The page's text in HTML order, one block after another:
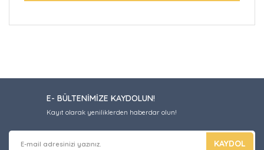
E- BÜLTENİMİZE KAYDOLUN!
Kayıt olarak yeniliklerden haberdar olun!
KAYDOL